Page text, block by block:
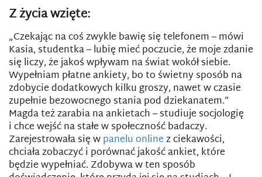
Z życia wzięte:
„Czekając na coś zwykle bawię się telefonem – mówi
Kasia, studentka – lubię mieć poczucie, że moje zdanie
się liczy, że jakoś wpływam na świat wokół siebie.
Wypełniam płatne ankiety, bo to świetny sposób na
zdobycie dodatkowych kilku groszy, nawet w czasie
zupełnie bezowocnego stania pod dziekanatem.”
Magda też zarabia na ankietach – studiuje socjologię
i chce wejść na stałe w społeczność badaczy.
Zarejestrowała się wpanelu onlinez ciekawości,
chciała zobaczyć i porównać jakość ankiet, które
będzie wypełniać. Zdobywa w ten sposób